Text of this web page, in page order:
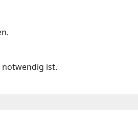
notwendig ist.